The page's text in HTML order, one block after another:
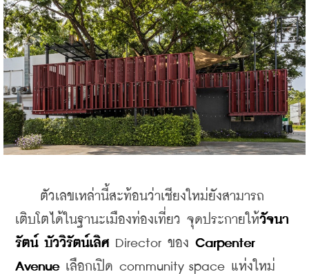
ตัวเลขเหล่านี้สะท้อนว่าเชียงใหม่ยังสามารถ
เติบโตได้ในฐานะเมืองท่องเที่ยว จุดประกายให้วัจนา
รัตน์ บัววิรัตน์เลิศ Director ของ Carpenter
Avenue เลือกเปิด community space แห่งใหม่